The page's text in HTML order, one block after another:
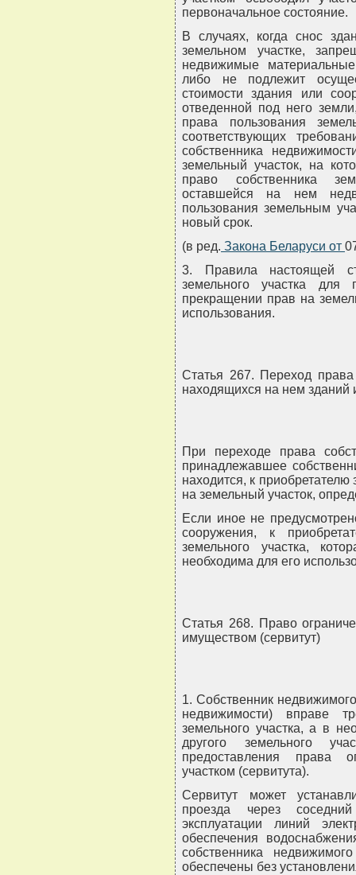
первоначальное состояние.
В случаях, когда снос
земельном участке,
недвижимые
либо не подлежит
стоимости здания или
отведенной под него
права пользования
соответствующих
собственника
земельный участок, на
право собственника
оставшейся на нем
пользования земельным
новый срок.
(в ред. Закона Беларуси от
3. Правила настоящей
земельного участка
прекращении прав на
использования.
Статья 267. Переход
находящихся на нем зданий
При переходе права
принадлежавшее
находится, к
на земельный участок,
Если иное не
сооружения, к
земельного участка,
необходима для его
Статья 268. Право
имуществом (сервитут)
1. Собственник
недвижимости) вправе
земельного участка, а в
другого земельного
предоставления права
участком (сервитута).
Сервитут может
проезда через
эксплуатации линий
обеспечения
собственника
обеспечены без